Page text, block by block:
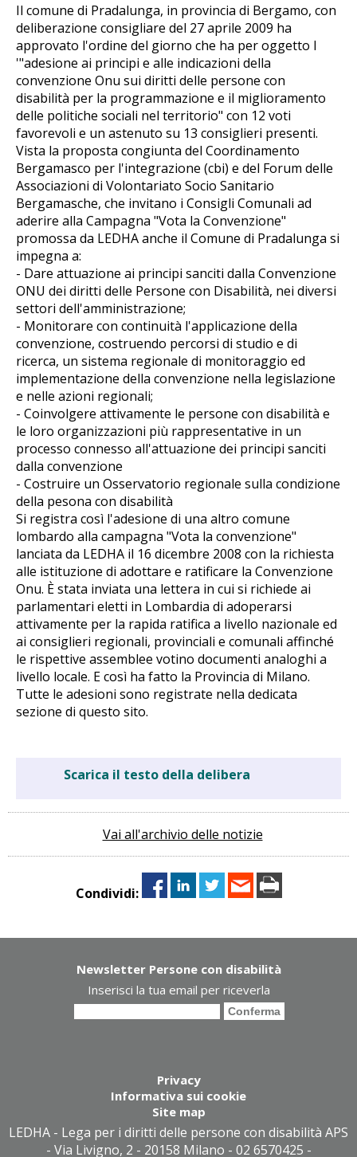
Il comune di Pradalunga, in provincia di Bergamo, con
deliberazione consigliare del 27 aprile 2009 ha
approvato l'ordine del giorno che ha per oggetto l
'"adesione ai principi e alle indicazioni della
convenzione Onu sui diritti delle persone con
disabilità per la programmazione e il miglioramento
delle politiche sociali nel territorio" con 12 voti
favorevoli e un astenuto su 13 consiglieri presenti.
Vista la proposta congiunta del Coordinamento
Bergamasco per l'integrazione (cbi) e del Forum delle
Associazioni di Volontariato Socio Sanitario
Bergamasche, che invitano i Consigli Comunali ad
aderire alla Campagna "Vota la Convenzione"
promossa da LEDHA anche il Comune di Pradalunga si
impegna a:
- Dare attuazione ai principi sanciti dalla Convenzione
ONU dei diritti delle Persone con Disabilità, nei diversi
settori dell'amministrazione;
- Monitorare con continuità l'applicazione della
convenzione, costruendo percorsi di studio e di
ricerca, un sistema regionale di monitoraggio ed
implementazione della convenzione nella legislazione
e nelle azioni regionali;
- Coinvolgere attivamente le persone con disabilità e
le loro organizzazioni più rappresentative in un
processo connesso all'attuazione dei principi sanciti
dalla convenzione
- Costruire un Osservatorio regionale sulla condizione
della pesona con disabilità
Si registra così l'adesione di una altro comune
lombardo alla campagna "Vota la convenzione"
lanciata da LEDHA il 16 dicembre 2008 con la richiesta
alle istituzione di adottare e ratificare la Convenzione
Onu. È stata inviata una lettera in cui si richiede ai
parlamentari eletti in Lombardia di adoperarsi
attivamente per la rapida ratifica a livello nazionale ed
ai consiglieri regionali, provinciali e comunali affinché
le rispettive assemblee votino documenti analoghi a
livello locale. E così ha fatto la Provincia di Milano.
Tutte le adesioni sono registrate nella dedicata
sezione di questo sito.
Scarica il testo della delibera
Vai all'archivio delle notizie
Condividi:
Newsletter Persone con disabilità
Inserisci la tua email per riceverla
Privacy
Informativa sui cookie
Site map
LEDHA - Lega per i diritti delle persone con disabilità APS
- Via Livigno, 2 - 20158 Milano - 02 6570425 -